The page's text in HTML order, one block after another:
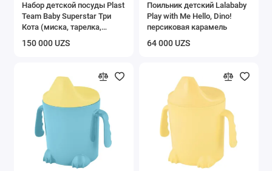
Набор детской посуды Plast
Team Baby Superstar Три
Кота (миска, тарелка,
150 000 UZS
Поильник детский Lalababy
Play with Me Hello, Dino!
персиковая карамель
64 000 UZS